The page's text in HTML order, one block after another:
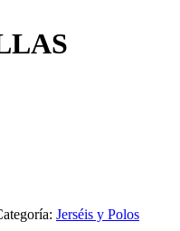
Jerséis y Polos